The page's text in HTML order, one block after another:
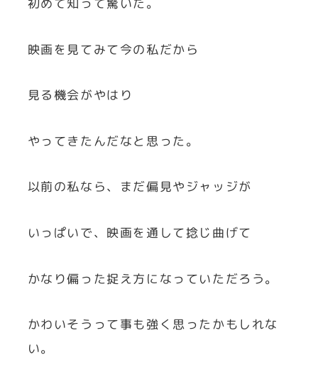
映画を見てみて今の私だから
見る機会がやはり
やってきたんだなと思った。
以前の私なら、まだ偏見やジャッジが
いっぱいで、映画を通して捻じ曲げて
かなり偏った捉え方になっていただろう。
かわいそうって事も強く思ったかもしれな
い。